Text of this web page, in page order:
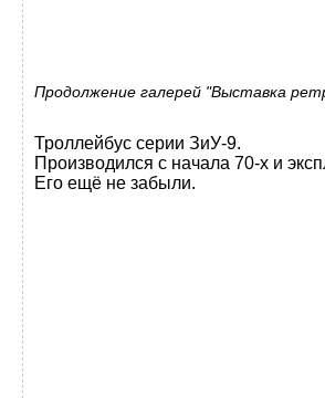
Продолжение галерей "Выставка
Троллейбус серии ЗиУ-9.
Производился с начала 70-х и
Его ещё не забыли.